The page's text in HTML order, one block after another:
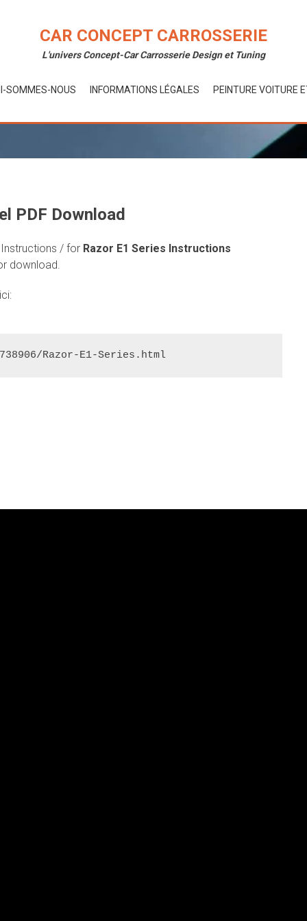
CAR CONCEPT CARROSSERIE
L'univers Concept-Car Carrosserie Design et Tuning
SOMMES-NOUS INFORMATIONS LÉGALES PEINTURE VOITURE
PDF Download
/ for Razor E1 Series Instructions
download.
Razor-E1-Series.html